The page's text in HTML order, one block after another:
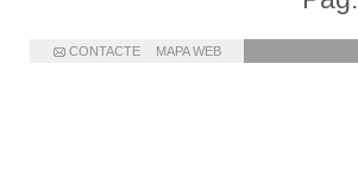
CONTACTE MAPA WEB